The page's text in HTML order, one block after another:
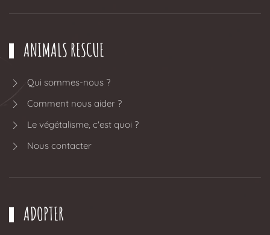
ANIMALS RESCUE
Qui sommes-nous ?
Comment nous aider ?
Le végétalisme, c'est quoi ?
Nous contacter
ADOPTER